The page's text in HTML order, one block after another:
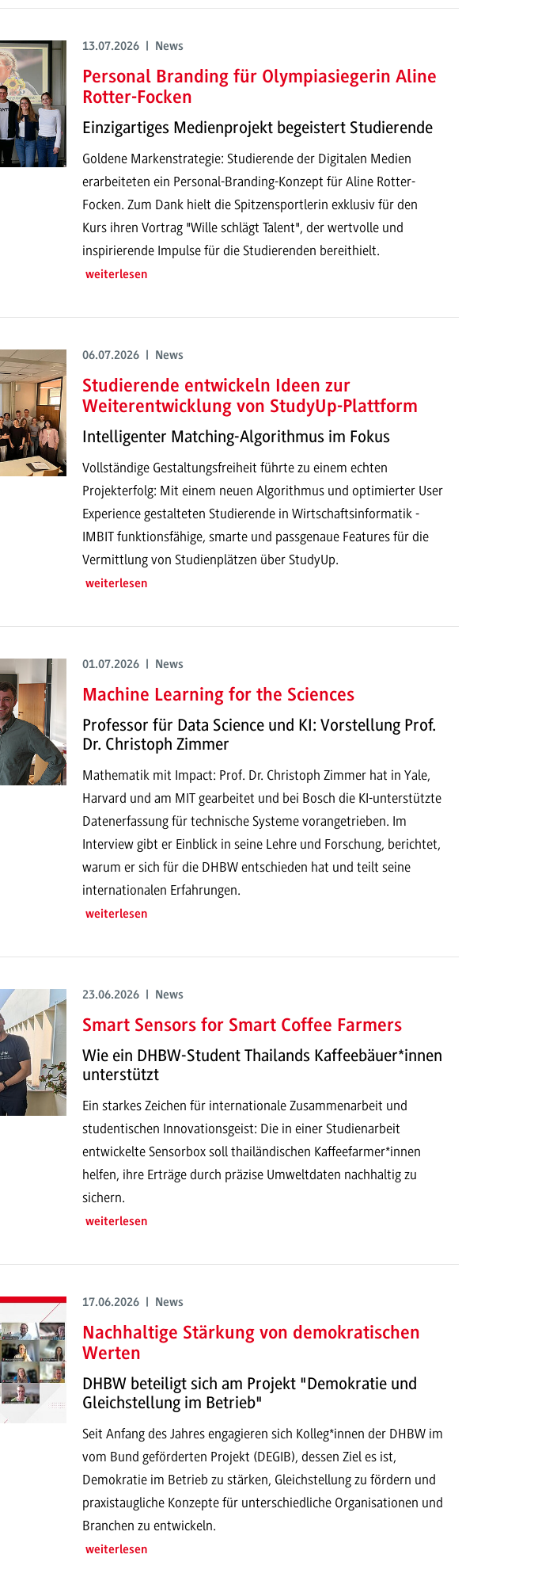
13.07.2026 | News
Personal Branding für Olympiasiegerin Aline
Rotter-Focken
Einzigartiges Medienprojekt begeistert Studierende
Goldene Markenstrategie: Studierende der Digitalen Medien
erarbeiteten ein Personal-Branding-Konzept für Aline Rotter-
Focken. Zum Dank hielt die Spitzensportlerin exklusiv für den
Kurs ihren Vortrag "Wille schlägt Talent", der wertvolle und
inspirierende Impulse für die Studierenden bereithielt.
weiterlesen
06.07.2026 | News
Studierende entwickeln Ideen zur
Weiterentwicklung von StudyUp-Plattform
Intelligenter Matching-Algorithmus im Fokus
Vollständige Gestaltungsfreiheit führte zu einem echten
Projekterfolg: Mit einem neuen Algorithmus und optimierter User
Experience gestalteten Studierende in Wirtschaftsinformatik -
IMBIT funktionsfähige, smarte und passgenaue Features für die
Vermittlung von Studienplätzen über StudyUp.
weiterlesen
01.07.2026 | News
Machine Learning for the Sciences
Professor für Data Science und KI: Vorstellung Prof.
Dr. Christoph Zimmer
Mathematik mit Impact: Prof. Dr. Christoph Zimmer hat in Yale,
Harvard und am MIT gearbeitet und bei Bosch die KI-unterstützte
Datenerfassung für technische Systeme vorangetrieben. Im
Interview gibt er Einblick in seine Lehre und Forschung, berichtet,
warum er sich für die DHBW entschieden hat und teilt seine
internationalen Erfahrungen.
weiterlesen
23.06.2026 | News
Smart Sensors for Smart Coffee Farmers
Wie ein DHBW-Student Thailands Kaffeebäuer*innen
unterstützt
Ein starkes Zeichen für internationale Zusammenarbeit und
studentischen Innovationsgeist: Die in einer Studienarbeit
entwickelte Sensorbox soll thailändischen Kaffeefarmer*innen
helfen, ihre Erträge durch präzise Umweltdaten nachhaltig zu
sichern.
weiterlesen
17.06.2026 | News
Nachhaltige Stärkung von demokratischen
Werten
DHBW beteiligt sich am Projekt "Demokratie und
Gleichstellung im Betrieb"
Seit Anfang des Jahres engagieren sich Kolleg*innen der DHBW im
vom Bund geförderten Projekt (DEGIB), dessen Ziel es ist,
Demokratie im Betrieb zu stärken, Gleichstellung zu fördern und
praxistaugliche Konzepte für unterschiedliche Organisationen und
Branchen zu entwickeln.
weiterlesen